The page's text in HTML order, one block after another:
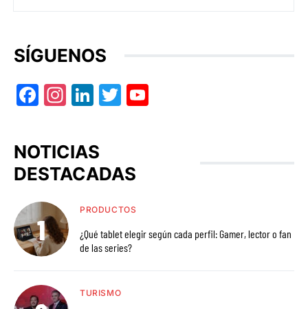
SÍGUENOS
Facebook
Instagram
LinkedIn
Twitter
NOTICIAS
DESTACADAS
PRODUCTOS
¿Qué tablet elegir según cada perfil: Gamer, lector o fan
de las series?
TURISMO